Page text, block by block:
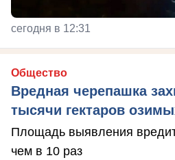
сегодня в 12:31
Общество
Вредная черепашка
тысячи гектаров
Площадь выявления
чем в 10 раз